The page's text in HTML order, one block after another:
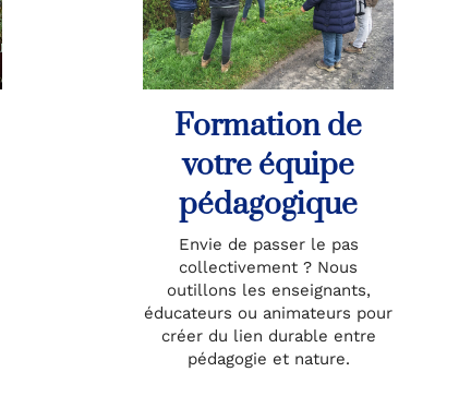
Formation de
votre équipe
pédagogique
Envie de passer le pas
collectivement ? Nous
outillons les enseignants,
éducateurs ou animateurs pour
créer du lien durable entre
pédagogie et nature.